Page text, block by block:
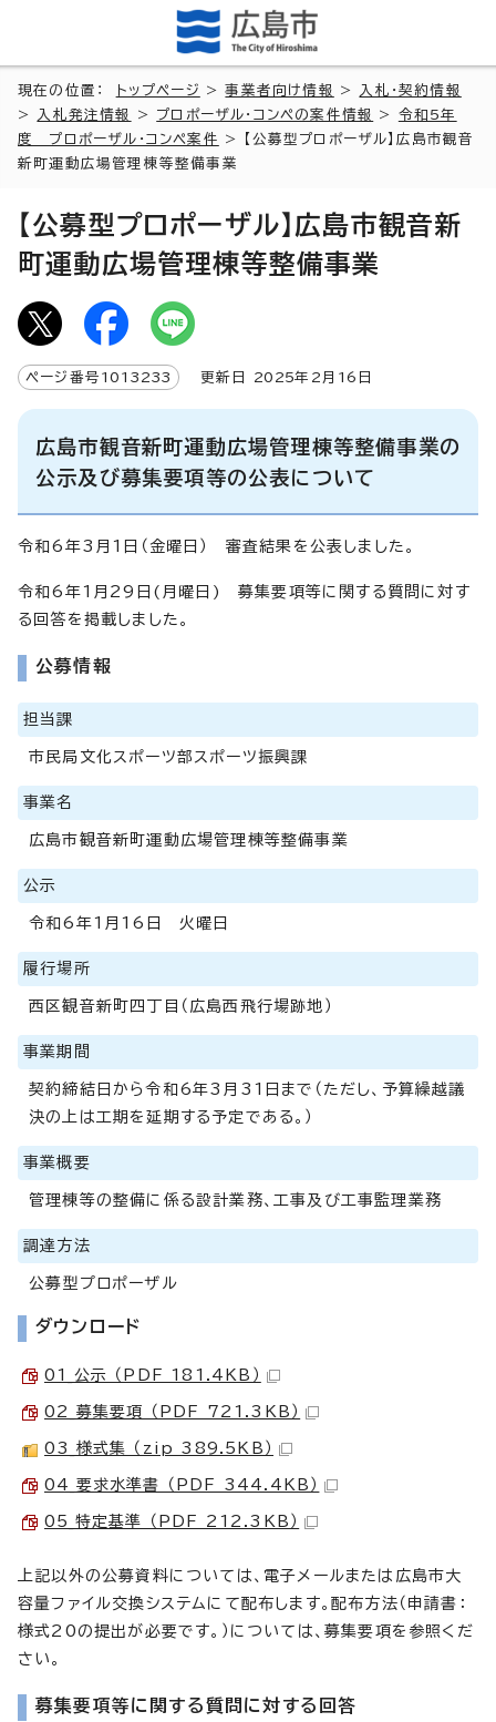
現在の位置： トップページ >事業者向け情報 >
入札・契約情報
>
入札発注情報 > プロポーザル・コンペの案件情報 > 令和5年
度 プロポーザル・コンペ案件
> 【公募型プロポーザル】広島市観音
新町運動広場管理棟等整備事業
【公募型プロポーザル】広島市観音新
町運動広場管理棟等整備事業
ページ番号 1013233 更新日 2025年2月 16 日
広島市観音新町運動広場管理棟等整備事業の
公示及び募集要項等の公表について
令和6年3月1日（金曜日） 審査結果を公表しました。
令和6年1月29日(月曜日) 募集要項等に関する質問に対す
る回答を掲載しました。
公募情報
担当課
市民局文化スポーツ部スポーツ振興課
事業名
広島市観音新町運動広場管理棟等整備事業
公示
令和6年1月16日 火曜日
履行場所
西区観音新町四丁目（広島西飛行場跡地）
事業期間
契約締結日から令和6年3月31日まで（ただし、予算繰越議
決の上は工期を延期する予定である。）
事業概要
管理棟等の整備に係る設計業務、工事及び工事監理業務
調達方法
公募型プロポーザル
ダウンロード
01_公示 （PDF 181.4KB）
02_募集要項 （PDF 721.3KB）
03_様式集 （zip 389.5KB）
04_要求水準書 （PDF 344.4KB）
05_特定基準 （PDF 212.3KB）
上記以外の公募資料については、電子メールまたは広島市大
容量ファイル交換システムにて配布します。配布方法（申請書：
様式20の提出が必要です。）については、募集要項を参照くだ
さい。
募集要項等に関する質問に対する回答